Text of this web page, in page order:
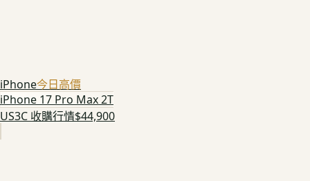
iPhone今日高價
iPhone 17 Pro Max 2T
US3C 收購行情$44,900